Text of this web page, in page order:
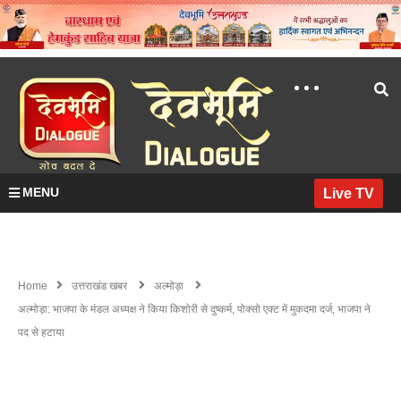
MENU Live TV
Home उत्तराखंड खबर
अल्मोड़ा
अल्मोड़ा: भाजपा के मंडल अध्यक्ष ने किया किशोरी से दुष्कर्म, पोक्सो एक्ट में मुकदमा दर्ज, भाजपा ने
पद से हटाया